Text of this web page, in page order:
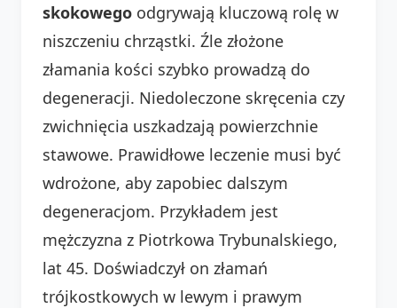
skokowego odgrywają kluczową rolę w
niszczeniu chrząstki. Źle złożone
złamania kości szybko prowadzą do
degeneracji. Niedoleczone skręcenia czy
zwichnięcia uszkadzają powierzchnie
stawowe. Prawidłowe leczenie musi być
wdrożone, aby zapobiec dalszym
degeneracjom. Przykładem jest
mężczyzna z Piotrkowa Trybunalskiego,
lat 45. Doświadczył on złamań
trójkostkowych w lewym i prawym